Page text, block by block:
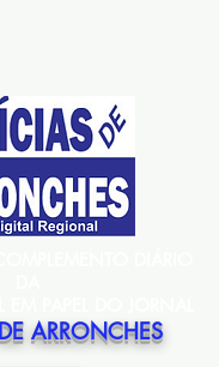
ARRONCHES